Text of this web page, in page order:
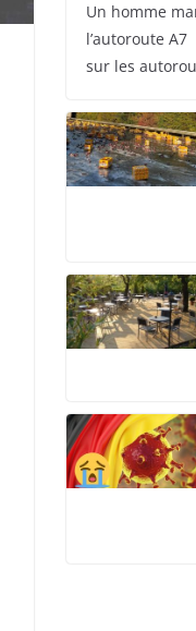
Un homme
l’autoroute
sur les